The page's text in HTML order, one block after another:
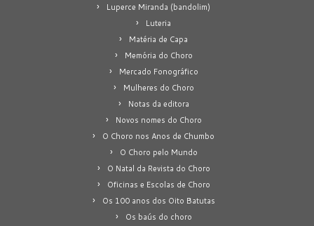
Luperce Miranda (bandolim)
Luteria
Matéria de Capa
Memória do Choro
Mercado Fonográfico
Mulheres do Choro
Notas da editora
Novos nomes do Choro
O Choro nos Anos de Chumbo
O Choro pelo Mundo
O Natal da Revista do Choro
Oficinas e Escolas de Choro
Os 100 anos dos Oito Batutas
Os baús do choro